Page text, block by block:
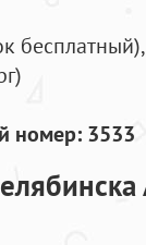
бесплатный),
номер: 3533